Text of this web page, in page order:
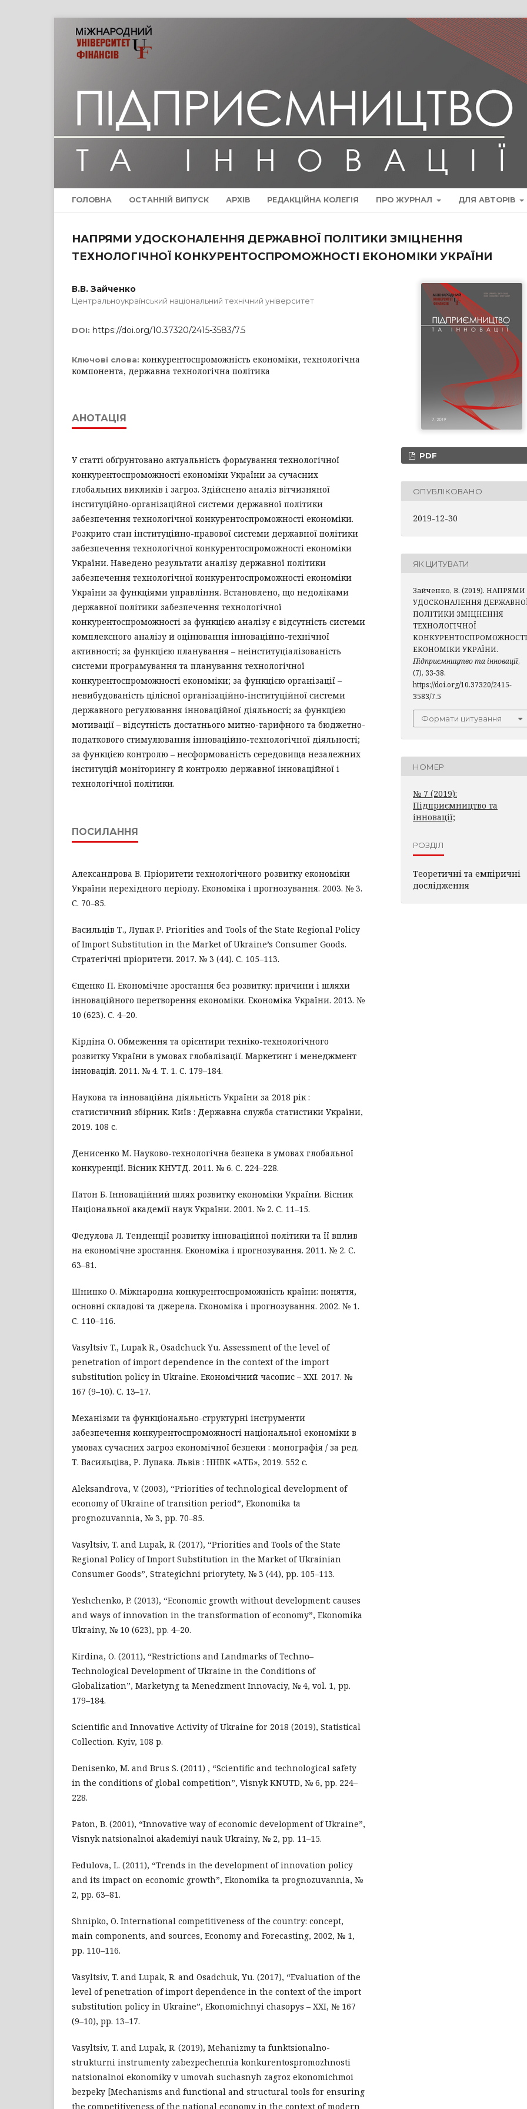
ГОЛОВНА ОСТАННІЙ ВИПУСК АРХІВ РЕДАКЦІЙНА КОЛЕГІЯ ПРО ЖУРНАЛ ДЛЯ АВТОРІВ
НАПРЯМИ УДОСКОНАЛЕННЯ ДЕРЖАВНОЇ ПОЛІТИКИ ЗМІЦНЕННЯ
ТЕХНОЛОГІЧНОЇ КОНКУРЕНТОСПРОМОЖНОСТІ ЕКОНОМІКИ УКРАЇНИ
В.В. Зайченко
Центральноукраїнський національний технічний університет
DOI: https://doi.org/10.37320/2415-3583/7.5
Ключові слова: конкурентоспроможність економіки, технологічна
компонента, державна технологічна політика
АНОТАЦІЯ
У статті обґрунтовано актуальність формування технологічної
конкурентоспроможності економіки України за сучасних
глобальних викликів і загроз. Здійснено аналіз вітчизняної
інституційно-організаційної системи державної політики
забезпечення технологічної конкурентоспроможності економіки.
Розкрито стан інституційно-правової системи державної політики
забезпечення технологічної конкурентоспроможності економіки
України. Наведено результати аналізу державної політики
забезпечення технологічної конкурентоспроможності економіки
України за функціями управління. Встановлено, що недоліками
державної політики забезпечення технологічної
конкурентоспроможності за функцією аналізу є відсутність системи
комплексного аналізу й оцінювання інноваційно-технічної
активності; за функцією планування – неінституціалізованість
системи програмування та планування технологічної
конкурентоспроможності економіки; за функцією організації –
невибудованість цілісної організаційно-інституційної системи
державного регулювання інноваційної діяльності; за функцією
мотивації – відсутність достатнього митно-тарифного та бюджетно-
податкового стимулювання інноваційно-технологічної діяльності;
за функцією контролю – несформованість середовища незалежних
інституцій моніторингу й контролю державної інноваційної і
технологічної політики.
ПОСИЛАННЯ
Александрова В. Пріоритети технологічного розвитку економіки
України перехідного періоду. Економіка і прогнозування. 2003. № 3.
С. 70–85.
Васильців Т., Лупак Р. Priorities and Tools of the State Regional Policy
of Import Substitution in the Market of Ukraine’s Consumer Goods.
Стратегічні пріоритети. 2017. № 3 (44). С. 105–113.
Єщенко П. Економічне зростання без розвитку: причини і шляхи
інноваційного перетворення економіки. Економіка України. 2013. №
10 (623). С. 4–20.
Кірдіна О. Обмеження та орієнтири техніко-технологічного
розвитку України в умовах глобалізації. Маркетинг і менеджмент
інновацій. 2011. № 4. Т. 1. С. 179–184.
Наукова та інноваційна діяльність України за 2018 рік :
статистичний збірник. Київ : Державна служба статистики України,
2019. 108 с.
Денисенко М. Науково-технологічна безпека в умовах глобальної
конкуренції. Вісник КНУТД. 2011. № 6. С. 224–228.
Патон Б. Інноваційний шлях розвитку економіки України. Вісник
Національної академії наук України. 2001. № 2. С. 11–15.
Федулова Л. Тенденції розвитку інноваційної політики та її вплив
на економічне зростання. Економіка і прогнозування. 2011. № 2. С.
63–81.
Шнипко О. Міжнародна конкурентоспроможність країни: поняття,
основні складові та джерела. Економіка і прогнозування. 2002. № 1.
С. 110–116.
Vasyltsiv T., Lupak R., Osadchuck Yu. Assessment of the level of
penetration of import dependence in the context of the import
substitution policy in Ukraine. Економічний часопис – XXI. 2017. №
167 (9–10). С. 13–17.
Механізми та функціонально-структурні інструменти
забезпечення конкурентоспроможності національної економіки в
умовах сучасних загроз економічної безпеки : монографія / за ред.
Т. Васильціва, Р. Лупака. Львів : ННВК «АТБ», 2019. 552 с.
Aleksandrova, V. (2003), “Priorities of technological development of
economy of Ukraine of transition period”, Ekonomika ta
prognozuvannia, № 3, pp. 70–85.
Vasyltsiv, T. and Lupak, R. (2017), “Priorities and Tools of the State
Regional Policy of Import Substitution in the Market of Ukrainian
Consumer Goods”, Strategichni priorytety, № 3 (44), pp. 105–113.
Yeshchenko, P. (2013), “Economic growth without development: causes
and ways of innovation in the transformation of economy”, Ekonomika
Ukrainy, № 10 (623), pp. 4–20.
Kirdina, O. (2011), “Restrictions and Landmarks of Techno–
Technological Development of Ukraine in the Conditions of
Globalization”, Marketyng ta Menedzment Innovaciy, № 4, vol. 1, pp.
179–184.
Scientific and Innovative Activity of Ukraine for 2018 (2019), Statistical
Collection. Kyiv, 108 p.
Denisenko, M. and Brus S. (2011) , “Scientific and technological safety
in the conditions of global competition”, Visnyk KNUTD, № 6, pp. 224–
228.
Paton, B. (2001), “Innovative way of economic development of Ukraine”,
Visnyk natsionalnoi akademiyi nauk Ukrainy, № 2, pp. 11–15.
Fedulova, L. (2011), “Trends in the development of innovation policy
and its impact on economic growth”, Ekonomika ta prognozuvannia, №
2, pp. 63–81.
Shnipko, O. International competitiveness of the country: concept,
main components, and sources, Economy and Forecasting, 2002, № 1,
pp. 110–116.
Vasyltsiv, T. and Lupak, R. and Osadchuk, Yu. (2017), “Evaluation of the
level of penetration of import dependence in the context of the import
substitution policy in Ukraine”, Ekonomichnyi chasopys – XXI, № 167
(9–10), pp. 13–17.
Vasyltsiv, T. and Lupak, R. (2019), Mehanizmy ta funktsionalno-
strukturni instrumenty zabezpechennia konkurentospromozhnosti
natsionalnoi ekonomiky v umovah suchasnyh zagroz ekonomichmoi
bezpeky [Mechanisms and functional and structural tools for ensuring
the competitiveness of the national economy in the context of modern
PDF
ОПУБЛІКОВАНО
2019-12-30
ЯК ЦИТУВАТИ
Зайченко, В. (2019). НАПРЯМИ
УДОСКОНАЛЕННЯ
ПОЛІТИКИ ЗМІЦНЕННЯ
ТЕХНОЛОГІЧНОЇ
КОНКУРЕНТОСПРОМОЖНОСТІ
ЕКОНОМІКИ УКРАЇНИ.
Підприємництво та інновації,
(7), 33-38.
https://doi.org/10.37320/2415-
3583/7.5
Формати цитування
НОМЕР
№ 7 (2019):
Підприємництво та
інновації;
РОЗДІЛ
Теоретичні та емпіричні
дослідження